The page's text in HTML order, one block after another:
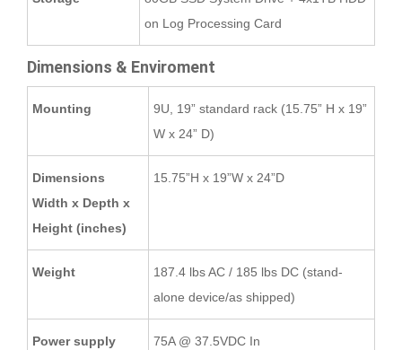
on Log Processing Card
Dimensions & Enviroment
Mounting
9U, 19” standard rack (15.75” H x 19”
W x 24” D)
Dimensions
Width x Depth x
Height (inches)
15.75”H x 19”W x 24”D
Weight
187.4 lbs AC / 185 lbs DC (stand-
alone device/as shipped)
Power supply 75A @ 37.5VDC In